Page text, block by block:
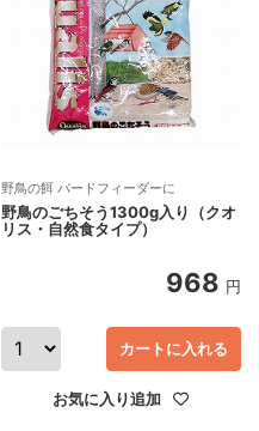
野鳥の餌 バードフィーダーに
野鳥のごちそう1300g入り（クオ
リス・自然食タイプ）
968 円
カートに入れる
お気に入り追加